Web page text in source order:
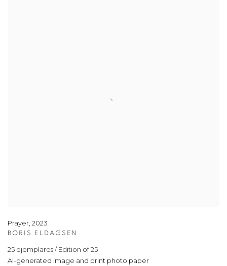
Prayer, 2023
BORIS ELDAGSEN
25 ejemplares / Edition of 25
AI-generated image and print photo paper